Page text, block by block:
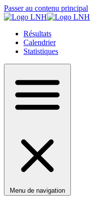
Passer au contenu principal
Résultats
Calendrier
Statistiques
Menu de navigation